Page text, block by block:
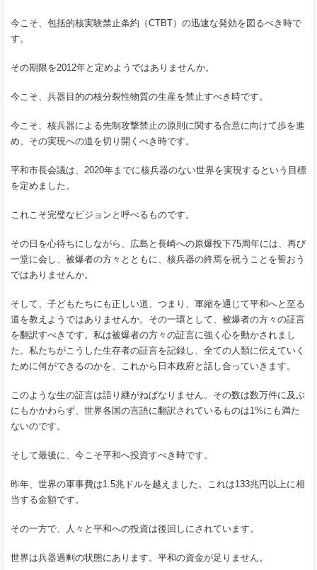
今こそ、包括的核実験禁止条約（CTBT）の迅速な発効を図るべき時で
す。
その期限を2012年と定めようではありませんか。
今こそ、兵器目的の核分裂性物質の生産を禁止すべき時です。
今こそ、核兵器による先制攻撃禁止の原則に関する合意に向けて歩を進
め、その実現への道を切り開くべき時です。
平和市長会議は、2020年までに核兵器のない世界を実現するという目標
を定めました。
これこそ完璧なビジョンと呼べるものです。
その日を心待ちにしながら、広島と長崎への原爆投下75周年には、再び
一堂に会し、被爆者の方々とともに、核兵器の終焉を祝うことを誓おう
ではありませんか。
そして、子どもたちにも正しい道、つまり、軍縮を通じて平和へと至る
道を教えようではありませんか。その一環として、被爆者の方々の証言
を翻訳すべきです。私は被爆者の方々の証言に強く心を動かされまし
た。私たちがこうした生存者の証言を記録し、全ての人類に伝えていく
ために何ができるのかを、これから日本政府と話し合っていきます。
このような生の証言は語り継がねばなりません。その数は数万件に及ぶ
にもかかわらず、世界各国の言語に翻訳されているものは1%にも満た
ないのです。
そして最後に、今こそ平和へ投資すべき時です。
昨年、世界の軍事費は1.5兆ドルを越えました。これは133兆円以上に相
当する金額です。
その一方で、人々と平和への投資は後回しにされています。
世界は兵器過剰の状態にあります。平和の資金が足りません。